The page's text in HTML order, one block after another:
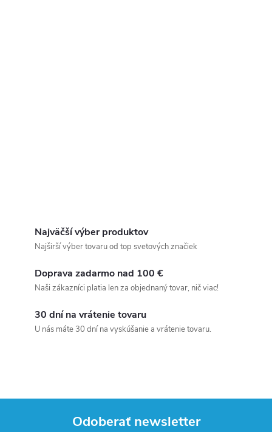
Najväčší výber produktov
Najširší výber tovaru od top svetových značiek
Doprava zadarmo nad 100 €
Naši zákazníci platia len za objednaný tovar, nič viac!
30 dní na vrátenie tovaru
U nás máte 30 dní na vyskúšanie a vrátenie tovaru.
Odoberať newsletter